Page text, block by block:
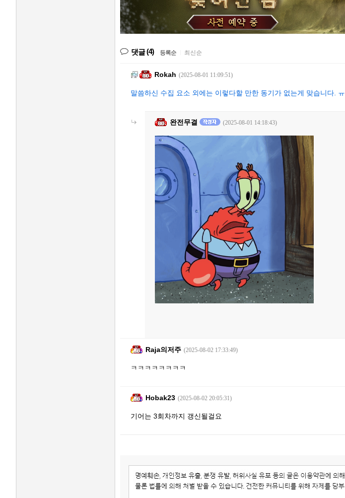
댓글(4) 등록순 최신순
Rokah (2025-08-01 11:09:51)
말씀하신 수집 요소 외에는 이렇다할 만한 동기가 없는게 맞습니다. ㅠ
완전무결 (2025-08-01 14:18:43)
Raja의저주 (2025-08-02 17:33:49)
ㅋㅋㅋㅋㅋㅋㅋㅋ
Hobak23 (2025-08-02 20:05:31)
기어는 3회차까지 갱신될걸요